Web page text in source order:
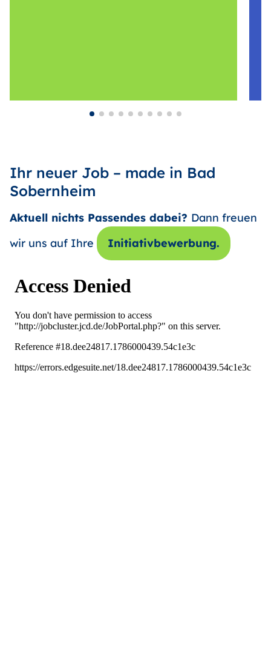
Ihr neuer Job – made in Bad
Sobernheim
Aktuell nichts Passendes dabei? Dann freuen
wir uns auf Ihre
Initiativbewerbung.